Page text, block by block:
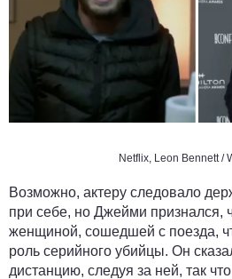
Netflix, Leon Bennett /
Возможно, актеру следовало
при себе, но Джейми признался,
женщиной, сошедшей с поезда,
роль серийного убийцы. Он
дистанцию, следуя за ней, так